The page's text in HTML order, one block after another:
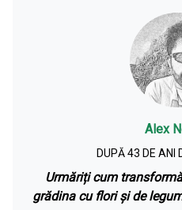
Alex
DUPĂ 43 DE ANI
Urmăriți cum
grădina cu flori și de